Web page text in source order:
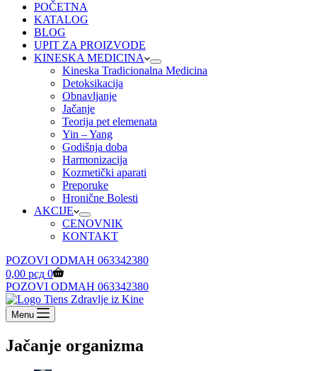
POČETNA
KATALOG
BLOG
UPIT ZA PROIZVODE
KINESKA MEDICINA
Kineska Tradicionalna Medicina
Detoksikacija
Obnavljanje
Jačanje
Teorija pet elemenata
Yin – Yang
Godišnja doba
Harmonizacija
Kozmetički aparati
Preporuke
Hronične Bolesti
AKCIJE
CENOVNIK
KONTAKT
POZOVI ODMAH 063342380
Shopping
cart
0,00 рсд 0
POZOVI ODMAH 063342380
Menu
Jačanje organizma